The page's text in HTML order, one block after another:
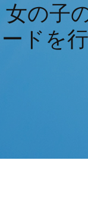
女の子
ードを